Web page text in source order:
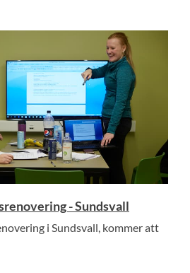
- Sundsvall
i Sundsvall, kommer att